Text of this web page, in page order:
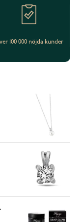
100 000 nöjda kunder